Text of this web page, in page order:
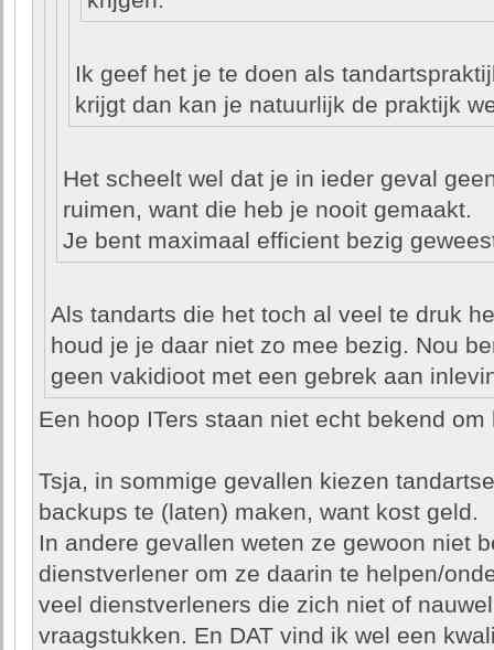
Ik geef het je te doen als
krijgt dan kan je natuurlijk de praktijk
Het scheelt wel dat je in ieder geval
ruimen, want die heb je nooit gemaakt.
Je bent maximaal efficient bezig
Als tandarts die het toch al veel te druk
houd je je daar niet zo mee bezig. Nou
geen vakidioot met een gebrek aan
Een hoop ITers staan niet echt bekend
Tsja, in sommige gevallen kiezen
backups te (laten) maken, want kost geld.
In andere gevallen weten ze gewoon niet
dienstverlener om ze daarin te helpen/
veel dienstverleners die zich niet of
vraagstukken. En DAT vind ik wel een